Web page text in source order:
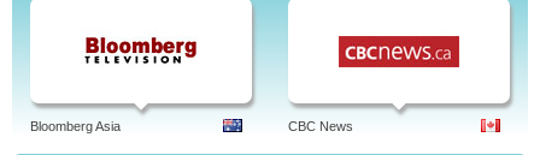
Bloomberg Asia CBC News